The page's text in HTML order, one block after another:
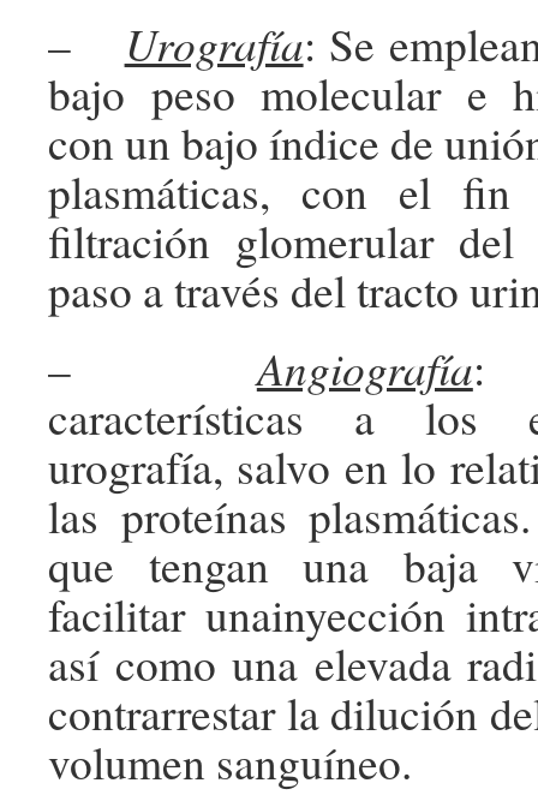
– Urografía: Se
bajo peso molecular e
con un bajo índice de
plasmáticas, con el
filtración glomerular
paso a través del tracto
–Angiografía:
características a los
urografía, salvo en lo
las proteínas
que tengan una baja
facilitar unainyección
así como una elevada
contrarrestar la dilución
volumen sanguíneo.